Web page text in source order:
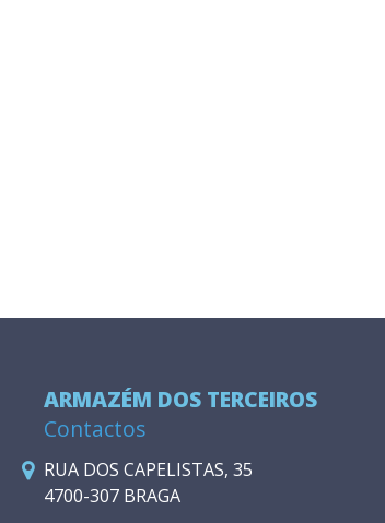
ARMAZÉM DOS TERCEIROS
Contactos
RUA DOS CAPELISTAS, 35
4700-307 BRAGA